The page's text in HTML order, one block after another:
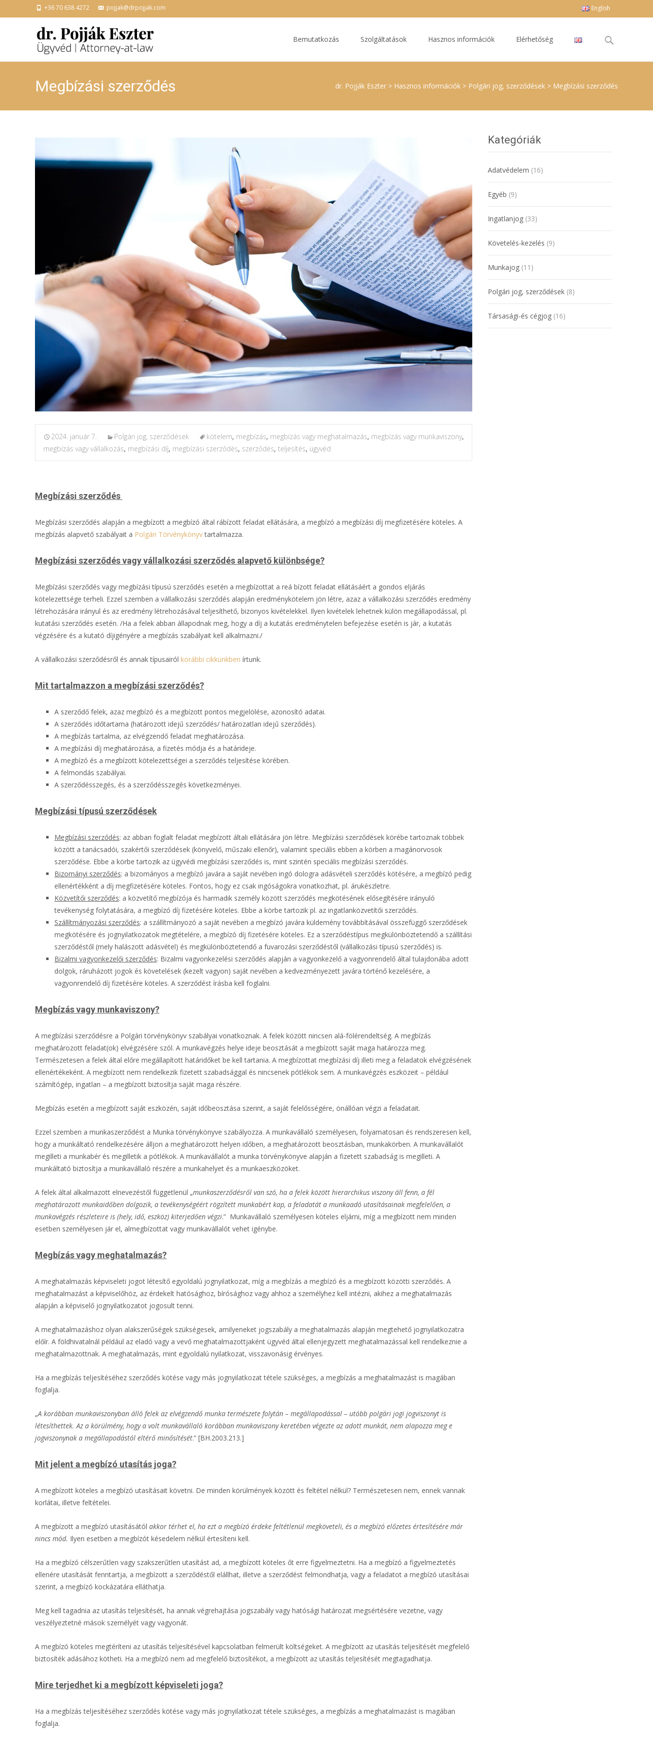
+36 70 638 4272 pojjak@drpojjak.com English
Bemutatkozás Szolgáltatások Hasznos információk Elérhetőség
Keresés
erre:
Megbízási szerződés dr. Pojják Eszter > Hasznos információk > Polgári jog, szerződések > Megbízási szerződés
2024. január 7. Polgári jog, szerződések kötelem, megbízás, megbízás vagy meghatalmazás, megbízás vagy munkaviszony,
megbízás vagy vállalkozás, megbízási díj, megbízási szerződés, szerződés, teljesítés, ügyvéd
Megbízási szerződés
Megbízási szerződés alapján a megbízott a megbízó által rábízott feladat ellátására, a megbízó a megbízási díj megfizetésére köteles. A
megbízás alapvető szabályait a Polgári Törvénykönyvtartalmazza.
Megbízási szerződés vagy vállalkozási szerződés alapvető különbsége?
Megbízási szerződés vagy megbízási típusú szerződés esetén a megbízottat a reá bízott feladat ellátásáért a gondos eljárás
kötelezettsége terheli. Ezzel szemben a vállalkozási szerződés alapján eredménykötelem jön létre, azaz a vállalkozási szerződés eredmény
létrehozására irányul és az eredmény létrehozásával teljesíthető, bizonyos kivételekkel. Ilyen kivételek lehetnek külön megállapodással, pl.
kutatási szerződés esetén. /Ha a felek abban állapodnak meg, hogy a díj a kutatás eredménytelen befejezése esetén is jár, a kutatás
végzésére és a kutató díjigényére a megbízás szabályait kell alkalmazni./
A vállalkozási szerződésről és annak típusairól korábbi cikkünkben írtunk.
Mit tartalmazzon a megbízási szerződés?
A szerződő felek, azaz megbízó és a megbízott pontos megjelölése, azonosító adatai.
A szerződés időtartama (határozott idejű szerződés/ határozatlan idejű szerződés).
A megbízás tartalma, az elvégzendő feladat meghatározása.
A megbízási díj meghatározása, a fizetés módja és a határideje.
A megbízó és a megbízott kötelezettségei a szerződés teljesítése körében.
A felmondás szabályai.
A szerződésszegés, és a szerződésszegés következményei.
Megbízási típusú szerződések
Megbízási szerződés: az abban foglalt feladat megbízott általi ellátására jön létre. Megbízási szerződések körébe tartoznak többek
között a tanácsadói, szakértői szerződések (könyvelő, műszaki ellenőr), valamint speciális ebben a körben a magánorvosok
szerződése. Ebbe a körbe tartozik az ügyvédi megbízási szerződés is, mint szintén speciális megbízási szerződés.
Bizományi szerződés: a bizományos a megbízó javára a saját nevében ingó dologra adásvételi szerződés kötésére, a megbízó pedig
ellenértékként a díj megfizetésére köteles. Fontos, hogy ez csak ingóságokra vonatkozhat, pl. árukészletre.
Közvetítői szerződés: a közvetítő megbízója és harmadik személy között szerződés megkötésének elősegítésére irányuló
tevékenység folytatására, a megbízó díj fizetésére köteles. Ebbe a körbe tartozik pl. az ingatlanközvetítői szerződés.
Szállítmányozási szerződés: a szállítmányozó a saját nevében a megbízó javára küldemény továbbításával összefüggő szerződések
megkötésére és jognyilatkozatok megtételére, a megbízó díj fizetésére köteles. Ez a szerződéstípus megkülönböztetendő a szállítási
szerződéstől (mely halászott adásvétel) és megkülönböztetendő a fuvarozási szerződéstől (vállalkozási típusú szerződés) is.
Bizalmi vagyonkezelői szerződés: Bizalmi vagyonkezelési szerződés alapján a vagyonkezelő a vagyonrendelő által tulajdonába adott
dolgok, ráruházott jogok és követelések (kezelt vagyon) saját nevében a kedvezményezett javára történő kezelésére, a
vagyonrendelő díj fizetésére köteles. A szerződést írásba kell foglalni.
Megbízás vagy munkaviszony?
A megbízási szerződésre a Polgári törvénykönyv szabályai vonatkoznak. A felek között nincsen alá-fölérendeltség. A megbízás
meghatározott feladat(ok) elvégzésére szól. A munkavégzés helye ideje beosztását a megbízott saját maga határozza meg.
Természetesen a felek által előre megállapított határidőket be kell tartania. A megbízottat megbízási díj illeti meg a feladatok elvégzésének
ellenértékeként. A megbízott nem rendelkezik fizetett szabadsággal és nincsenek pótlékok sem. A munkavégzés eszközeit – például
számítógép, ingatlan – a megbízott biztosítja saját maga részére.
Megbízás esetén a megbízott saját eszközén, saját időbeosztása szerint, a saját felelősségére, önállóan végzi a feladatait.
Ezzel szemben a munkaszerződést a Munka törvénykönyve szabályozza. A munkavállaló személyesen, folyamatosan és rendszeresen kell,
hogy a munkáltató rendelkezésére álljon a meghatározott helyen időben, a meghatározott beosztásban, munkakörben. A munkavállalót
megilleti a munkabér és megilletik a pótlékok. A munkavállalót a munka törvénykönyve alapján a fizetett szabadság is megilleti. A
munkáltató biztosítja a munkavállaló részére a munkahelyet és a munkaeszközöket.
A felek által alkalmazott elnevezéstől függetlenül „munkaszerződésről van szó, ha a felek között hierarchikus viszony áll fenn, a fél
meghatározott munkaidőben dolgozik, a tevékenységéért rögzített munkabért kap, a feladatát a munkaadó utasításainak megfelelően, a
munkavégzés részleteire is (hely, idő, eszköz) kiterjedően végzi.” Munkavállaló személyesen köteles eljárni, míg a megbízott nem minden
esetben személyesen jár el, almegbízottat vagy munkavállalót vehet igénybe.
Megbízás vagy meghatalmazás?
A meghatalmazás képviseleti jogot létesítő egyoldalú jognyilatkozat, míg a megbízás a megbízó és a megbízott közötti szerződés. A
meghatalmazást a képviselőhöz, az érdekelt hatósághoz, bírósághoz vagy ahhoz a személyhez kell intézni, akihez a meghatalmazás
alapján a képviselő jognyilatkozatot jogosult tenni.
A meghatalmazáshoz olyan alakszerűségek szükségesek, amilyeneket jogszabály a meghatalmazás alapján megtehető jognyilatkozatra
előír. A földhivatalnál például az eladó vagy a vevő meghatalmazottjaként ügyvéd által ellenjegyzett meghatalmazással kell rendelkeznie a
meghatalmazottnak. A meghatalmazás, mint egyoldalú nyilatkozat, visszavonásig érvényes.
Ha a megbízás teljesítéséhez szerződés kötése vagy más jognyilatkozat tétele szükséges, a megbízás a meghatalmazást is magában
foglalja.
„A korábban munkaviszonyban álló felek az elvégzendő munka természete folytán – megállapodással – utóbb polgári jogi jogviszonyt is
létesíthettek. Az a körülmény, hogy a volt munkavállaló korábban munkaviszony keretében végezte az adott munkát, nem alapozza meg e
jogviszonynak a megállapodástól eltérő minősítését.” [BH.2003.213.]
Mit jelent a megbízó utasítás joga?
A megbízott köteles a megbízó utasításait követni. De minden körülmények között és feltétel nélkül? Természetesen nem, ennek vannak
korlátai, illetve feltételei.
A megbízott a megbízó utasításától akkor térhet el, ha ezt a megbízó érdeke feltétlenül megköveteli, és a megbízó előzetes értesítésére már
nincs mód. Ilyen esetben a megbízót késedelem nélkül értesíteni kell.
Ha a megbízó célszerűtlen vagy szakszerűtlen utasítást ad, a megbízott köteles őt erre figyelmeztetni. Ha a megbízó a figyelmeztetés
ellenére utasítását fenntartja, a megbízott a szerződéstől elállhat, illetve a szerződést felmondhatja, vagy a feladatot a megbízó utasításai
szerint, a megbízó kockázatára elláthatja.
Meg kell tagadnia az utasítás teljesítését, ha annak végrehajtása jogszabály vagy hatósági határozat megsértésére vezetne, vagy
veszélyeztetné mások személyét vagy vagyonát.
A megbízó köteles megtéríteni az utasítás teljesítésével kapcsolatban felmerült költségeket. A megbízott az utasítás teljesítését megfelelő
biztosíték adásához kötheti. Ha a megbízó nem ad megfelelő biztosítékot, a megbízott az utasítás teljesítését megtagadhatja.
Mire terjedhet ki a megbízott képviseleti joga?
Ha a megbízás teljesítéséhez szerződés kötése vagy más jognyilatkozat tétele szükséges, a megbízás a meghatalmazást is magában
foglalja.
Kategóriák
Adatvédelem (16)
Egyéb (9)
Ingatlanjog (33)
Követelés-kezelés (9)
Munkajog (11)
Polgári jog, szerződések (8)
Társasági-és cégjog (16)